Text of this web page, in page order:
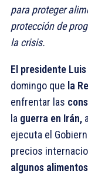
para proteger
protección de
la crisis.
El presidente
domingo que la
enfrentar las
la guerra en Irán,
ejecuta el
precios
algunos